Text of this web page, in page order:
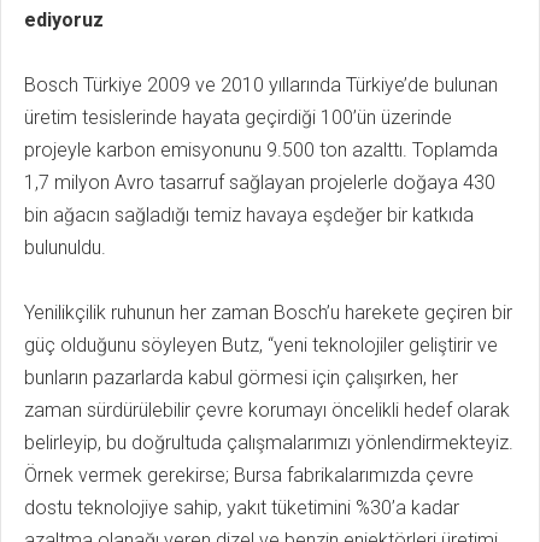
ediyoruz
Bosch Türkiye 2009 ve 2010 yıllarında Türkiye’de bulunan
üretim tesislerinde hayata geçirdiği 100’ün üzerinde
projeyle karbon emisyonunu 9.500 ton azalttı. Toplamda
1,7 milyon Avro tasarruf sağlayan projelerle doğaya 430
bin ağacın sağladığı temiz havaya eşdeğer bir katkıda
bulunuldu.
Yenilikçilik ruhunun her zaman Bosch’u harekete geçiren bir
güç olduğunu söyleyen Butz, “yeni teknolojiler geliştirir ve
bunların pazarlarda kabul görmesi için çalışırken, her
zaman sürdürülebilir çevre korumayı öncelikli hedef olarak
belirleyip, bu doğrultuda çalışmalarımızı yönlendirmekteyiz.
Örnek vermek gerekirse; Bursa fabrikalarımızda çevre
dostu teknolojiye sahip, yakıt tüketimini %30’a kadar